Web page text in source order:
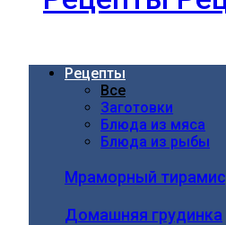
Рецепты
Все
Заготовки
Блюда из мяса
Блюда из рыбы
Мраморный
Домашняя грудинка